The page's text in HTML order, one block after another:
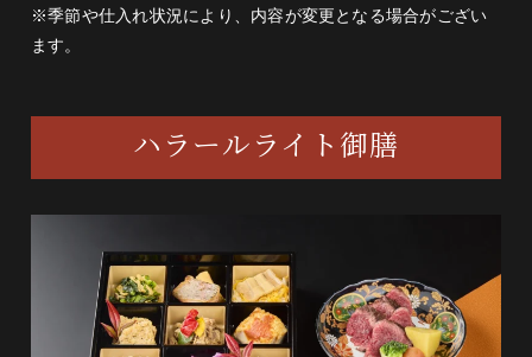
ツの白和え・粟麩田楽・けしの実）
人参・豆腐・けしの実・花穂・昆布
和牛・じゃがいも・ブロッコリー・ミニトマ
ト
※季節や仕入れ状況により、内容が変更となる場合がござい
ます。
ハラールライト御膳